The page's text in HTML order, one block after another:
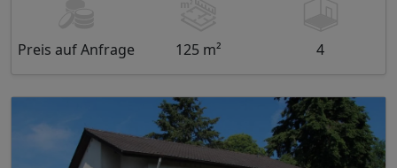
Preis auf Anfrage 125 m² 4